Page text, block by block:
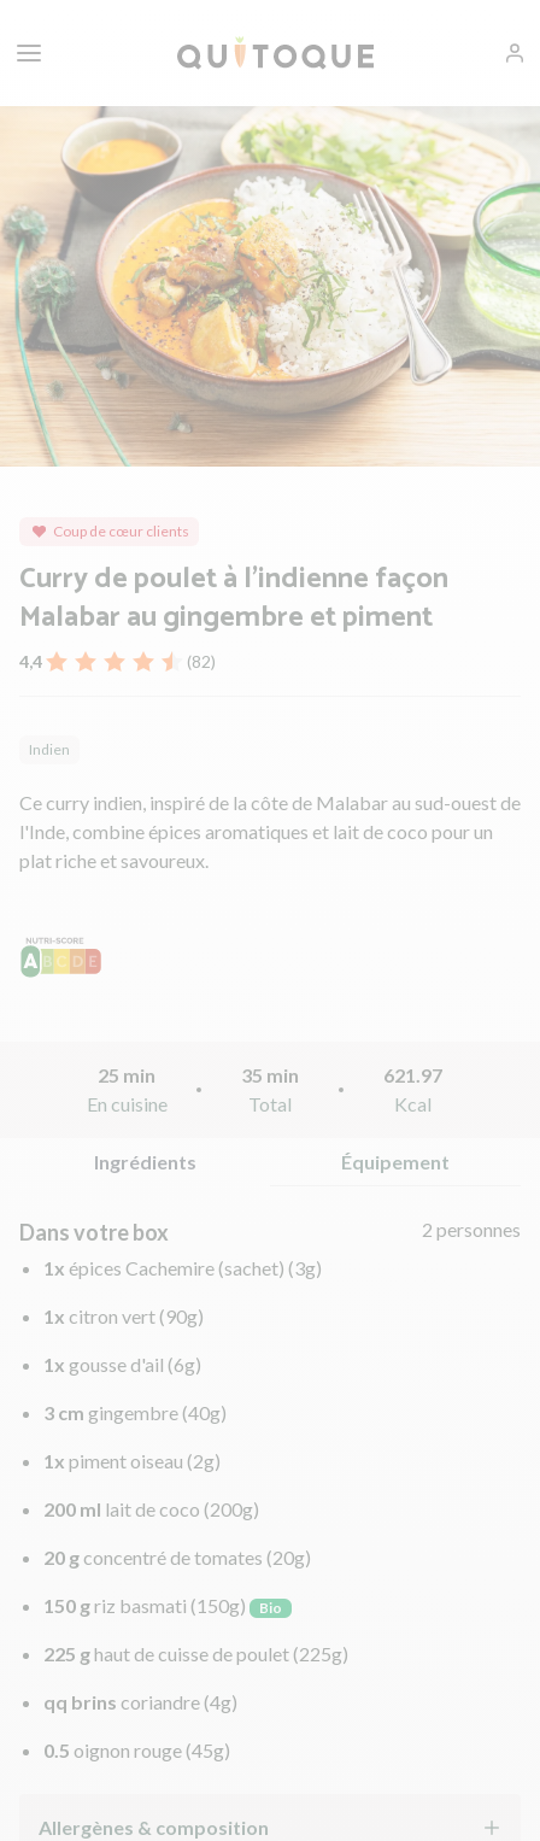
Coup de cœur clients
Curry de poulet à l'indienne façon
Malabar au gingembre et piment
4,4 (82)
Indien
Ce curry indien, inspiré de la côte de Malabar au sud-ouest de
l'Inde, combine épices aromatiques et lait de coco pour un
plat riche et savoureux.
25 min
En cuisine
35 min
Total
621.97
Kcal
Ingrédients Équipement
Dans votre box
2 personnes
1x épices Cachemire (sachet) (3g)
1x citron vert (90g)
1x gousse d'ail (6g)
3 cm gingembre (40g)
1x piment oiseau (2g)
200 ml lait de coco (200g)
20 g concentré de tomates (20g)
150 griz basmati (150g) Bio
225 ghaut de cuisse de poulet (225g)
qq brins coriandre (4g)
0.5 oignon rouge (45g)
Allergènes & composition